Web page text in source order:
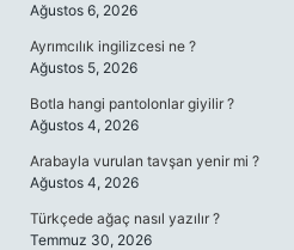
Ağustos 6, 2026
Ayrımcılık ingilizcesi ne ?
Ağustos 5, 2026
Botla hangi pantolonlar giyilir ?
Ağustos 4, 2026
Arabayla vurulan tavşan yenir mi ?
Ağustos 4, 2026
Türkçede ağaç nasıl yazılır ?
Temmuz 30, 2026